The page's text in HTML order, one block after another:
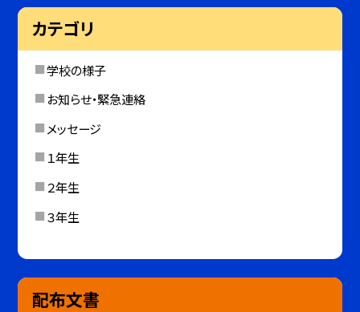
カテゴリ
学校の様子
お知らせ・緊急連絡
メッセージ
１年生
２年生
３年生
配布文書